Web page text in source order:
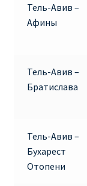
АВИАБИЛЕТЫ
Акции RYANAIR
Тель-Авив –
Афины
Тель-Авив –
Братислава
Тель-Авив –
Бухарест
Отопени